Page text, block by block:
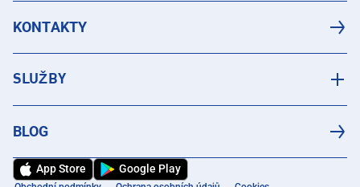
KONTAKTY
SLUŽBY
BLOG
App Store Google Play